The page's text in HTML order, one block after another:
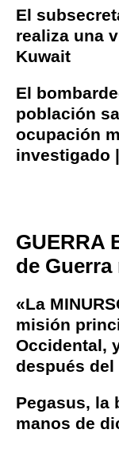
El
realiza una
Kuwait
El
población
ocupación
investigado
GUERRA
de Guerra
«La
misión
Occidental,
después
Pegasus, la
manos de